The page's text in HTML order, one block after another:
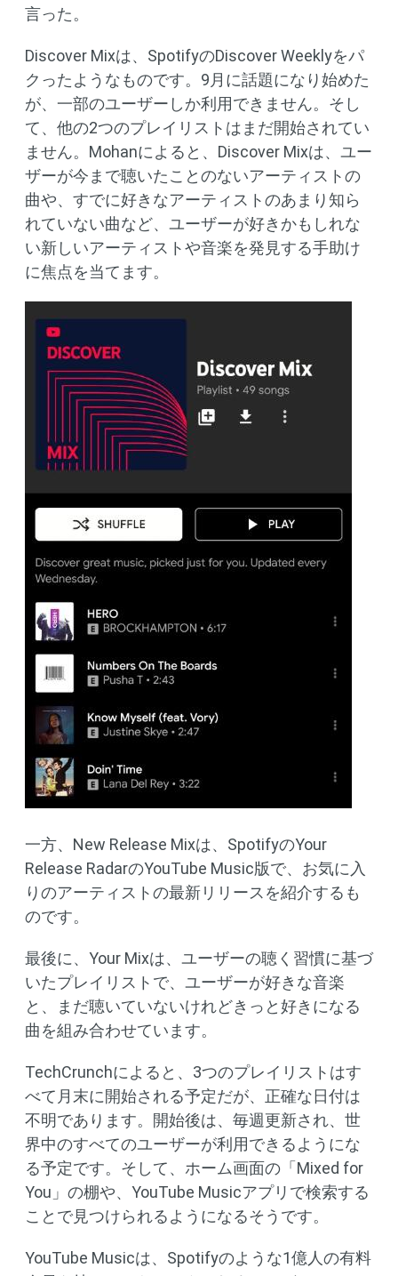
言った。
Discover Mixは、SpotifyのDiscover Weeklyをパ
クったようなものです。9月に話題になり始めた
が、一部のユーザーしか利用できません。そし
て、他の2つのプレイリストはまだ開始されてい
ません。Mohanによると、Discover Mixは、ユー
ザーが今まで聴いたことのないアーティストの
曲や、すでに好きなアーティストのあまり知ら
れていない曲など、ユーザーが好きかもしれな
い新しいアーティストや音楽を発見する手助け
に焦点を当てます。
一方、New Release Mixは、SpotifyのYour
Release RadarのYouTube Music版で、お気に入
りのアーティストの最新リリースを紹介するも
のです。
最後に、Your Mixは、ユーザーの聴く習慣に基づ
いたプレイリストで、ユーザーが好きな音楽
と、まだ聴いていないけれどきっと好きになる
曲を組み合わせています。
TechCrunchによると、3つのプレイリストはす
べて月末に開始される予定だが、正確な日付は
不明であります。開始後は、毎週更新され、世
界中のすべてのユーザーが利用できるようにな
る予定です。そして、ホーム画面の「Mixed for
You」の棚や、YouTube Musicアプリで検索する
ことで見つけられるようになるそうです。
YouTube Musicは、Spotifyのような1億人の有料